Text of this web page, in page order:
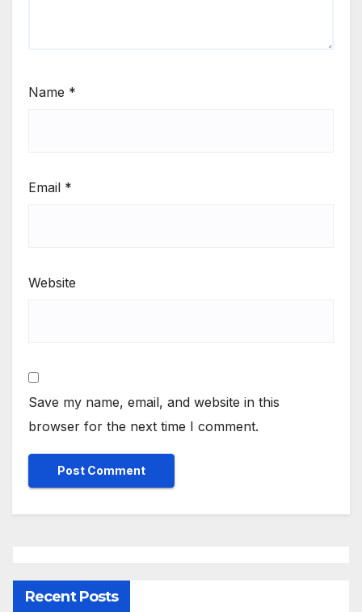
Name *
Email *
Website
Save my name, email, and website in this
browser for the next time I comment.
Recent Posts